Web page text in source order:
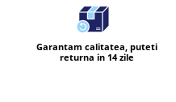
Garantam calitatea, puteti
returna in 14 zile